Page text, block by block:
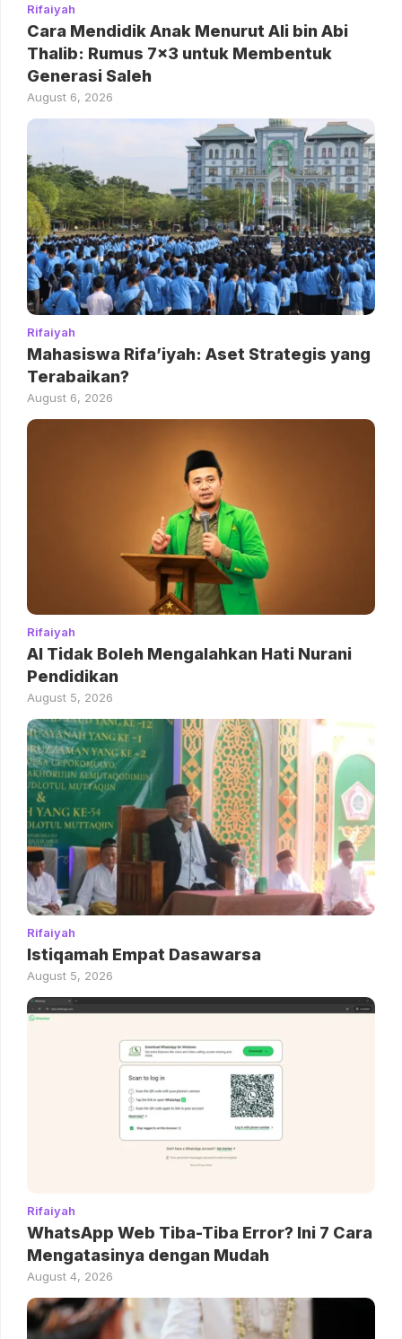
Rifaiyah
Cara Mendidik Anak Menurut Ali bin Abi
Thalib: Rumus 7×3 untuk Membentuk
Generasi Saleh
August 6, 2026
Rifaiyah
Mahasiswa Rifa’iyah: Aset Strategis yang
Terabaikan?
August 6, 2026
Rifaiyah
AI Tidak Boleh Mengalahkan Hati Nurani
Pendidikan
August 5, 2026
Rifaiyah
Istiqamah Empat Dasawarsa
August 5, 2026
Rifaiyah
WhatsApp Web Tiba-Tiba Error? Ini 7 Cara
Mengatasinya dengan Mudah
August 4, 2026